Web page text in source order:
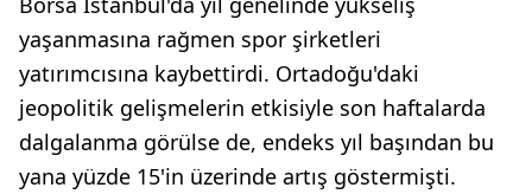
yaşanmasına rağmen spor şirketleri
yatırımcısına kaybettirdi. Ortadoğu'daki
jeopolitik gelişmelerin etkisiyle son haftalarda
dalgalanma görülse de, endeks yıl başından bu
yana yüzde 15'in üzerinde artış göstermişti.